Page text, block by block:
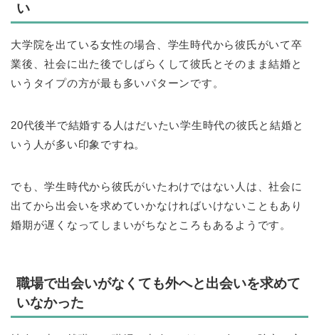
い
大学院を出ている女性の場合、学生時代から彼氏がいて卒
業後、社会に出た後でしばらくして彼氏とそのまま結婚と
いうタイプの方が最も多いパターンです。
20代後半で結婚する人はだいたい学生時代の彼氏と結婚と
いう人が多い印象ですね。
でも、学生時代から彼氏がいたわけではない人は、社会に
出てから出会いを求めていかなければいけないこともあり
婚期が遅くなってしまいがちなところもあるようです。
職場で出会いがなくても外へと出会いを求めて
いなかった